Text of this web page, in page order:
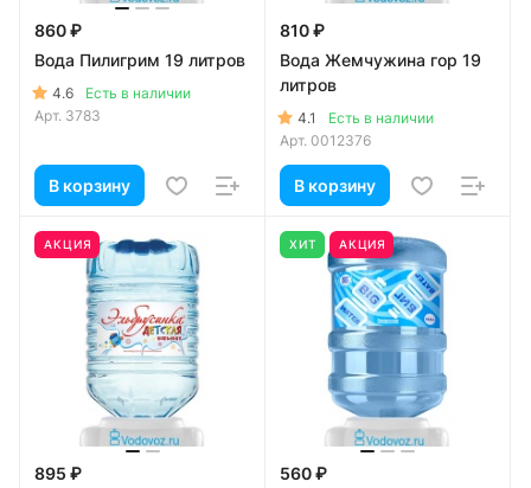
860 ₽
Вода Пилигрим 19 литров
4.6
Есть в наличии
Арт. 3783
В корзину
810 ₽
Вода Жемчужина гор 19
литров
4.1
Есть в наличии
Арт. 0012376
В корзину
АКЦИЯ
895 ₽
ХИТ АКЦИЯ
560 ₽